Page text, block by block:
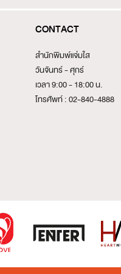
CONTACT
สำนักพิมพ์แจ่มใส
วันจันทร์ - ศุกร์
เวลา 9:00 - 18:00 น.
โทรศัพท์ : 02-840-4888